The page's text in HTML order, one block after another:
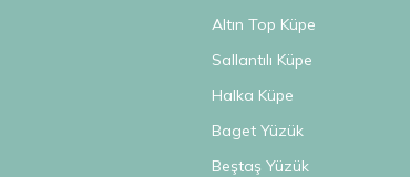
Altın Top Küpe
Sallantılı Küpe
Halka Küpe
Baget Yüzük
Beştaş Yüzük